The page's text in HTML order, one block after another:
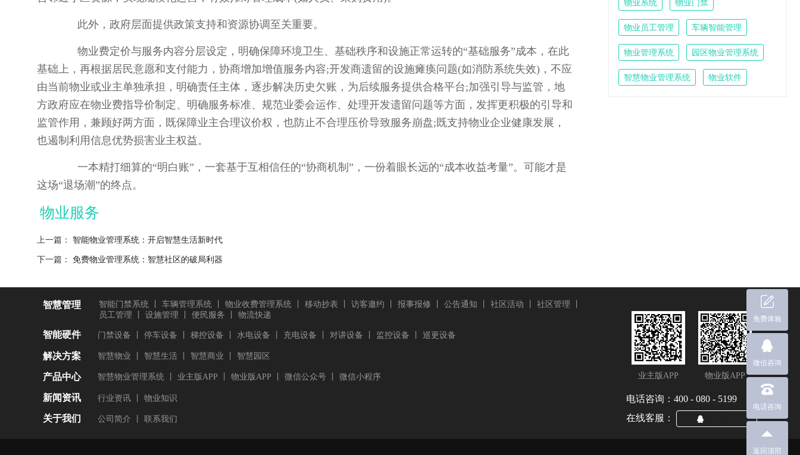
免费体验
微信咨询
电话咨询
返回顶部
此外，政府层面提供政策支持和资源协调至关重要。
物业费定价与服务内容分层设定，明确保障环境卫生、基础秩序和设施正常运转的“基础服务”成本，在此
基础上，再根据居民意愿和支付能力，协商增加增值服务内容;开发商遗留的设施瘫痪问题(如消防系统失效)，不应
由当前物业或业主单独承担，明确责任主体，逐步解决历史欠账，为后续服务提供合格平台;加强引导与监管，地
方政府应在物业费指导价制定、明确服务标准、规范业委会运作、处理开发遗留问题等方面，发挥更积极的引导和
监管作用，兼顾好两方面，既保障业主合理议价权，也防止不合理压价导致服务崩盘;既支持物业企业健康发展，
也遏制利用信息优势损害业主权益。
一本精打细算的“明白账”，一套基于互相信任的“协商机制”，一份着眼长远的“成本收益考量”。可能才是
这场“退场潮”的终点。
物业服务
上一篇： 智能物业管理系统：开启智慧生活新时代
下一篇： 免费物业管理系统：智慧社区的破局利器
物业系统 物业门禁
物业员工管理 车辆智能管理
物业管理系统 园区物业管理系统
智慧物业管理系统 物业软件
智慧管理 智能门禁系统 车辆管理系统 物业收费管理系统 移动抄表 访客邀约 报事报修 公告通知 社区活动 社区管理
员工管理
设施管理 便民服务 物流快递
智能硬件 门禁设备 停车设备 梯控设备 水电设备 充电设备 对讲设备 监控设备 巡更设备
解决方案 智慧物业 智慧生活 智慧商业 智慧园区
产品中心 智慧物业管理系统 业主版APP 物业版APP 微信公众号 微信小程序
新闻资讯 行业资讯 物业知识
关于我们 公司简介 联系我们
业主版APP 物业版APP
电话咨询：400 - 080 - 5199
在线客服：